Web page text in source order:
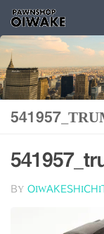
コンテンツへス
BY